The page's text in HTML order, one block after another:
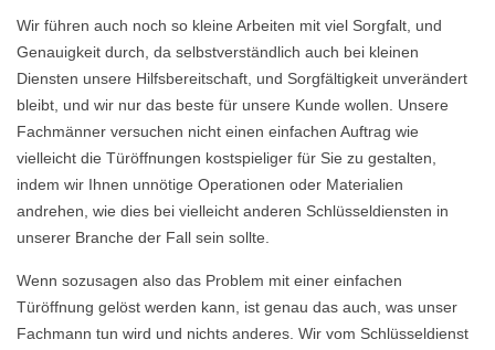
Wir führen auch noch so kleine Arbeiten mit viel Sorgfalt, und
Genauigkeit durch, da selbstverständlich auch bei kleinen
Diensten unsere Hilfsbereitschaft, und Sorgfältigkeit unverändert
bleibt, und wir nur das beste für unsere Kunde wollen. Unsere
Fachmänner versuchen nicht einen einfachen Auftrag wie
vielleicht die Türöffnungen kostspieliger für Sie zu gestalten,
indem wir Ihnen unnötige Operationen oder Materialien
andrehen, wie dies bei vielleicht anderen Schlüsseldiensten in
unserer Branche der Fall sein sollte.
Wenn sozusagen also das Problem mit einer einfachen
Türöffnung gelöst werden kann, ist genau das auch, was unser
Fachmann tun wird und nichts anderes. Wir vom Schlüsseldienst